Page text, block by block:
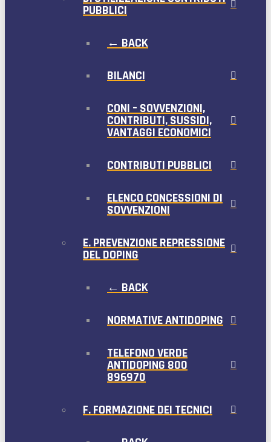
PUBBLICI
← BACK
BILANCI
CONI – SOVVENZIONI,
CONTRIBUTI, SUSSIDI,
VANTAGGI ECONOMICI
CONTRIBUTI PUBBLICI
ELENCO CONCESSIONI DI
SOVVENZIONI
E. PREVENZIONE REPRESSIONE
DEL DOPING
← BACK
NORMATIVE ANTIDOPING
TELEFONO VERDE
ANTIDOPING 800
896970
F. FORMAZIONE DEI TECNICI